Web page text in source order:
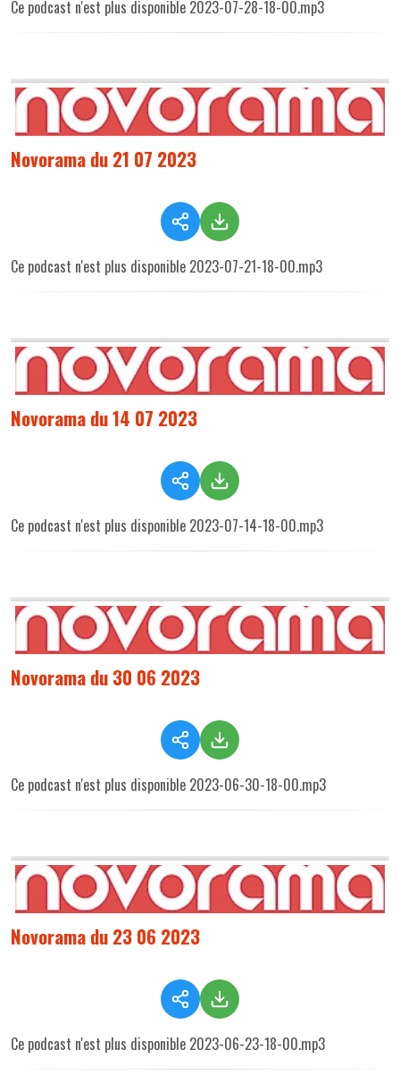
Ce podcast n'est plus disponible 2023-07-28-18-00.mp3
Novorama du 21 07 2023
Ce podcast n'est plus disponible 2023-07-21-18-00.mp3
Novorama du 14 07 2023
Ce podcast n'est plus disponible 2023-07-14-18-00.mp3
Novorama du 30 06 2023
Ce podcast n'est plus disponible 2023-06-30-18-00.mp3
Novorama du 23 06 2023
Ce podcast n'est plus disponible 2023-06-23-18-00.mp3